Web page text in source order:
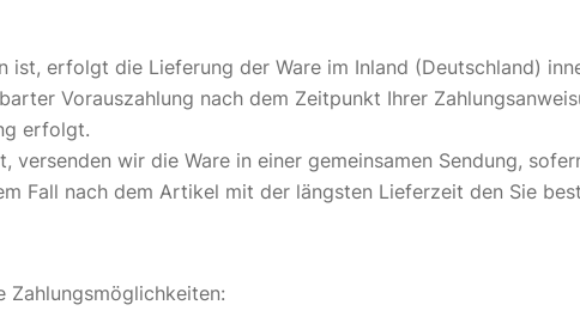
erfolgt die Lieferung der Ware im Inland (Deutschland)
Vorauszahlung nach dem Zeitpunkt Ihrer
erfolgt.
wir die Ware in einer gemeinsamen Sendung,
Fall nach dem Artikel mit der längsten Lieferzeit den Sie
Zahlungsmöglichkeiten: